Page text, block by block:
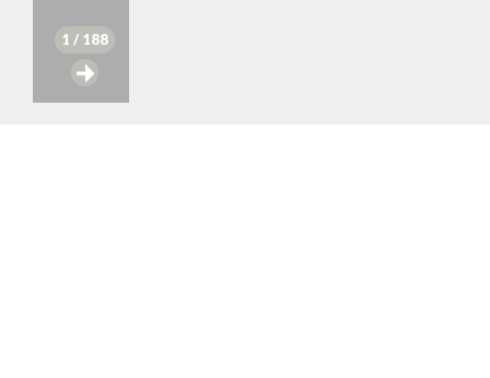
1 / 188